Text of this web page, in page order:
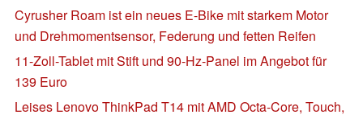
Cyrusher Roam ist ein neues E-Bike mit starkem Motor
und Drehmomentsensor, Federung und fetten Reifen
11-Zoll-Tablet mit Stift und 90-Hz-Panel im Angebot für
139 Euro
Leises Lenovo ThinkPad T14 mit AMD Octa-Core, Touch,